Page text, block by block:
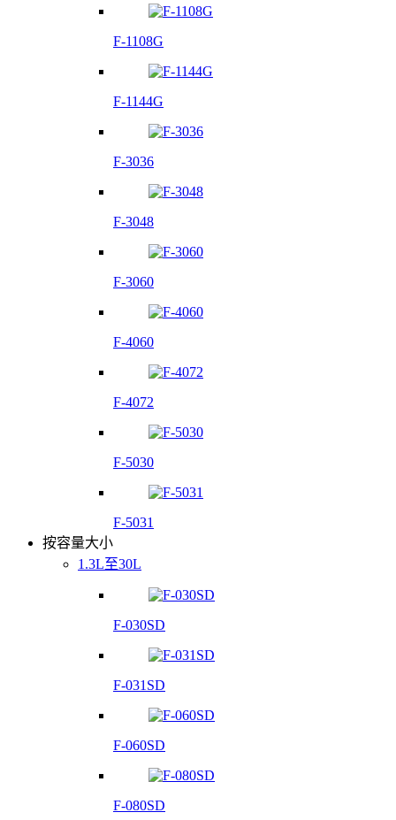
F-1108G
F-1144G
F-3036
F-3048
F-3060
F-4060
F-4072
F-5030
F-5031
按容量大小
1.3L至30L
F-030SD
F-031SD
F-060SD
F-080SD